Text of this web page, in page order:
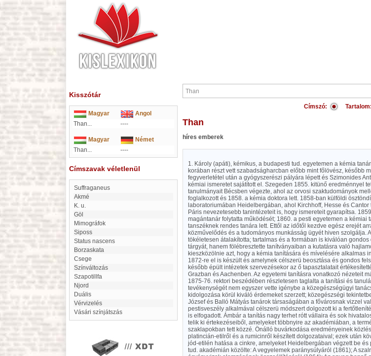
Kisszótár
Magyar
Angol
Than...
----
Magyar
Német
Than...
----
Címszavak véletlenül
Suffraganeus
akmé
K. u.
Göl
Mimográfok
Siposs
Status nascens
Borzaskata
Csege
színváltozás
Szapotillfa
Njord
duális
Vérvizelés
vásári színjátszás
Címszó: Tartalom:
Than
híres emberek
1. Károly (apáti), kémikus, a budapesti tud. egyetemen a kémia
korában részt vett szabadságharcban előbb mint főlövész, később
fegyverletétel után a gyógyszerészi pályára lépett és Szimonides
kémiai ismeretet sajátított el. Szegeden 1855. kitünő eredménnyel
tanulmányait Bécsben végezte, ahol az orvosi szaktudományok
foglalkozott és 1858. a kémia doktora lett. 1858-ban külföldi
laboratoriumában Heidelbergában, ahol Kirchhoff, Hesse és
Páris nevezetesebb tanintézeteit is, hogy ismereteit gyarapítsa.
magántanár folytatta működését; 1860. a pesti egyetemen a
tanszéknek rendes tanára lett. Ettől az időtől kezdve egész erejét
közművelődés és a tudományos munkásság ügyét hiven szolgálja.
tökéletesen átalakította; tartalmas és a formában is kiválóan
tárgyát, hanem fölébresztette tanítványaiban a kutatásra való
kieszközölnie azt, hogy a kémia tanítására és mívelésére alkalmas
1872-re el is készült és amelynek célszerü beosztása és gondos
később épült intézetek szervezésekor az ő tapasztalatait
Grazban és Aachenben. Az egyetemi tanításra vonatkozó nézeteit
1875-76. rektori beszédében részletesen taglalta a tanítási és
tevékenységét nem egyszer vette igénybe a közegészségügyi
kidolgozása körül kiváló érdemeket szerzett; közegészségi
József és Balló Mátyás tanárok társaságában a fővárosnak vizzel
pestisveszély alkalmával célszerü módszert dolgozott ki a
is elfogadott. Ámbár a tanítás nagy terhet rótt vállaira és sok
telik ki értekezéseiből, amelyeket többnyire az akadémiában, a
szaklapokban tett közzé. Önálló buvárkodása eredményeinek
platincián-etilről és a rumicinről készített dolgozataival; ezek után
jód-etilén hatása a cinkre, amelyeket Heidelbergában végzett be
tud. akadémián közölte: A vegyelemek paránysúlyáról (1861); A